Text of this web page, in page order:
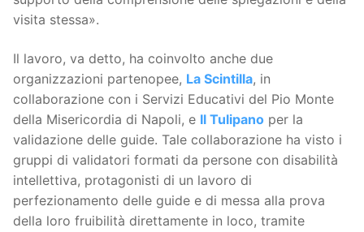
visita stessa».
Il lavoro, va detto, ha coinvolto anche due
organizzazioni partenopee, La Scintilla, in
collaborazione con i Servizi Educativi del Pio Monte
della Misericordia di Napoli, e Il Tulipano per la
validazione delle guide. Tale collaborazione ha visto i
gruppi di validatori formati da persone con disabilità
intellettiva, protagonisti di un lavoro di
perfezionamento delle guide e di messa alla prova
della loro fruibilità direttamente in loco, tramite